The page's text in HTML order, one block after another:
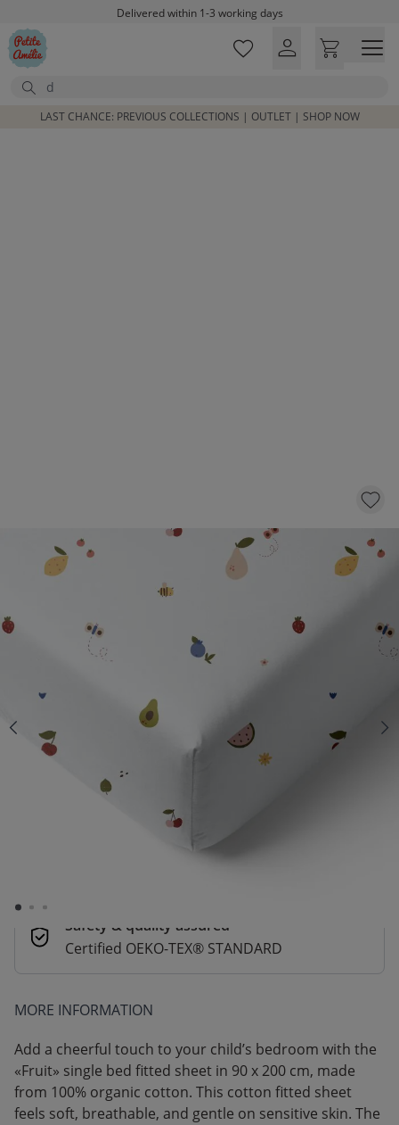
Skip to main contentDelivered within 1-3 working days
Free shipping on orders above £100*
Search
LAST CHANCE: PREVIOUS COLLECTIONS | OUTLET | SHOP NOW
FITTED SHEET «FRUIT» | 90 X 200 CM
Fast & Free delivery above £100
Order by 2pm for same-day dispatch.
Delivery in 1–3 business days
Secure payments
Pay safely with Credit Card, PayPal, Apple
Safety & quality assured
Certified OEKO-TEX® STANDARD
MORE INFORMATION
Add a cheerful touch to your child’s bedroom with the
«Fruit» single bed fitted sheet in 90 x 200 cm, made
from 100% organic cotton. This cotton fitted sheet
feels soft, breathable, and gentle on sensitive skin. The